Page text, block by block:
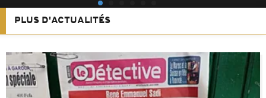
PLUS D'ACTUALITÉS